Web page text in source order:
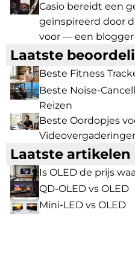
Casio bereidt een
geïnspireerd door
voor — een
Laatste
Beste Fitness
Beste Noise-
Reizen
Beste Oordopjes
Laatste artikelen
Is OLED de prijs
QD-OLED vs OLED
Mini-LED vs OLED